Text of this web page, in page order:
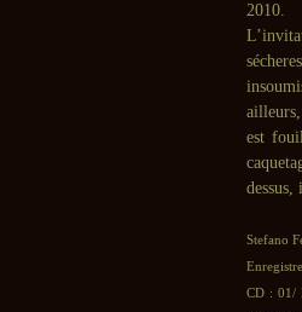
2010.
ailleurs,
est
dessus,
Stefano
CD : 01/